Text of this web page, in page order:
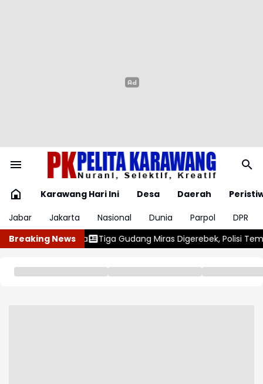
Karawang Hari Ini Desa Daerah
Jabar
Jakarta Nasional Dunia Parpol
DPR
Breaking News
Miras Digerebek, Polisi Temukan 400 Dus dan 1.000 Botol